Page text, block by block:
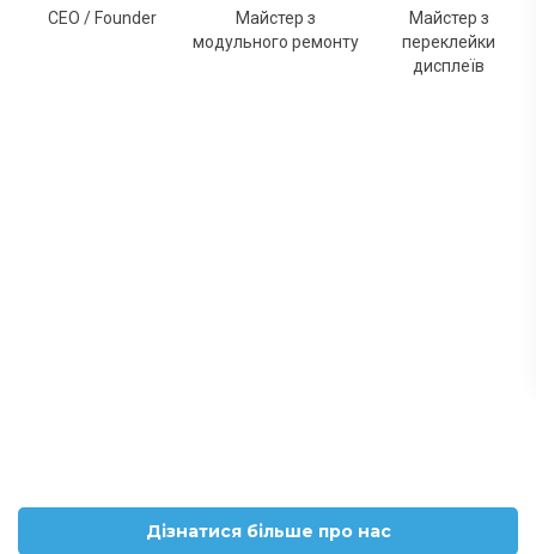
CEO / Founder
Майстер з
модульного ремонту
Майстер з
переклейки
дисплеїв
Дізнатися більше про нас